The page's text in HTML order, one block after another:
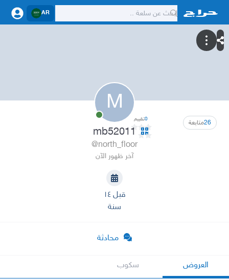
AR
M
26متابعة 0تقييم
mb52011
@north_floor
آخر ظهور الآن
قبل ١٤
سنة
محادثة
العروض سكوب